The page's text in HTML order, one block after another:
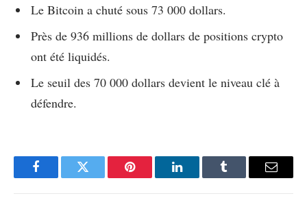
Le Bitcoin a chuté sous 73 000 dollars.
Près de 936 millions de dollars de positions crypto
ont été liquidés.
Le seuil des 70 000 dollars devient le niveau clé à
défendre.
FacebookTwitter Pinterest LinkedInTumblr Email